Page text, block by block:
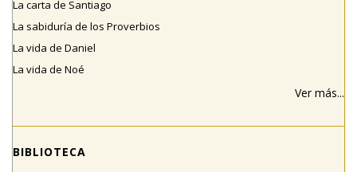
La carta de Santiago
La sabiduría de los Proverbios
La vida de Daniel
La vida de Noé
Ver más...
BIBLIOTECA